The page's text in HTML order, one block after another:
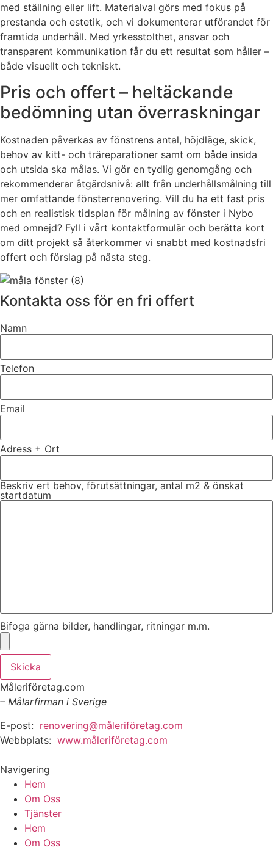
med ställning eller lift. Materialval görs med fokus på
prestanda och estetik, och vi dokumenterar utförandet för
framtida underhåll. Med yrkesstolthet, ansvar och
transparent kommunikation får du ett resultat som håller –
både visuellt och tekniskt.
Pris och offert – heltäckande
bedömning utan överraskningar
Kostnaden påverkas av fönstrens antal, höjdläge, skick,
behov av kitt- och träreparationer samt om både insida
och utsida ska målas. Vi gör en tydlig genomgång och
rekommenderar åtgärdsnivå: allt från underhållsmålning till
mer omfattande fönsterrenovering. Vill du ha ett fast pris
och en realistisk tidsplan för målning av fönster i Nybo
med omnejd? Fyll i vårt kontaktformulär och berätta kort
om ditt projekt så återkommer vi snabbt med kostnadsfri
offert och förslag på nästa steg.
Kontakta oss för en fri offert
Namn
Telefon
Email
Adress + Ort
Beskriv ert behov, förutsättningar, antal m2 & önskat
startdatum
Bifoga gärna bilder, handlingar, ritningar m.m.
Skicka
Måleriföretag.com
– Målarfirman i Sverige
E-post: renovering@måleriföretag.com
Webbplats: www.måleriföretag.com
Navigering
Hem
Om Oss
Tjänster
Hem
Om Oss